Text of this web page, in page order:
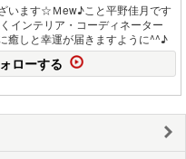
います☆Ｍew♪こと平野佳月です
ンテリア・コーディネーター
癒しと幸運が届きますように^^♪
ローする